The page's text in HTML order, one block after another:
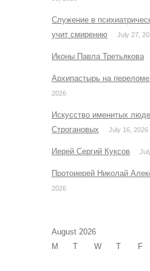
Служение в
учит смирению
July 27,
Иконы Павла Третьякова
Архипастырь на
2026
Искусство именитых
Строгановых
July 16, 2026
Иерей Сергий Куксов
Протоиерей Николай
2026
August 2026
M
T W T F